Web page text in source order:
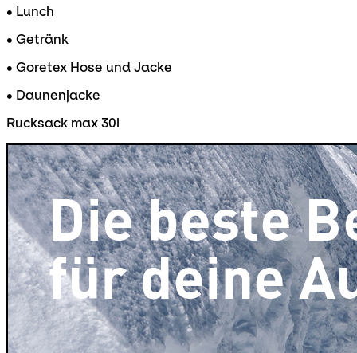
• Lunch
• Getränk
• Goretex Hose und Jacke
• Daunenjacke
Rucksack max 30l